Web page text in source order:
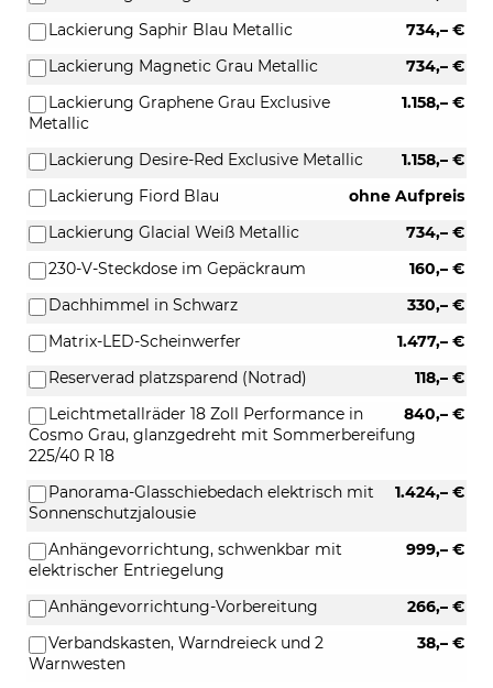
734,– €
Lackierung Saphir Blau Metallic
734,– €
Lackierung Magnetic Grau Metallic
1.158,– €
Lackierung Graphene Grau Exclusive
Metallic
1.158,– €
Lackierung Desire-Red Exclusive Metallic
ohne Aufpreis
Lackierung Fiord Blau
734,– €
Lackierung Glacial Weiß Metallic
160,– €
230-V-Steckdose im Gepäckraum
330,– €
Dachhimmel in Schwarz
1.477,– €
Matrix-LED-Scheinwerfer
118,– €
Reserverad platzsparend (Notrad)
840,– €
Leichtmetallräder 18 Zoll Performance in
Cosmo Grau, glanzgedreht mit Sommerbereifung
225/40 R 18
1.424,– €
Panorama-Glasschiebedach elektrisch mit
Sonnenschutzjalousie
999,– €
Anhängevorrichtung, schwenkbar mit
elektrischer Entriegelung
266,– €
Anhängevorrichtung-Vorbereitung
38,– €
Verbandskasten, Warndreieck und 2
Warnwesten